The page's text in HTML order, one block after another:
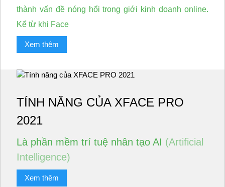
thành vấn đề nóng hổi trong giới kinh doanh online.
Kể từ khi Face
Xem thêm
TÍNH NĂNG CỦA XFACE PRO
2021
Là phần mềm trí tuệ nhân tạo AI (Artificial
Intelligence)
Xem thêm